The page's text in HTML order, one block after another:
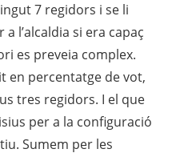
7 regidors i se li
l’alcaldia si era capaç
es preveia complex.
en percentatge de vot,
tres regidors. I el que
per a la configuració
Sumem per les